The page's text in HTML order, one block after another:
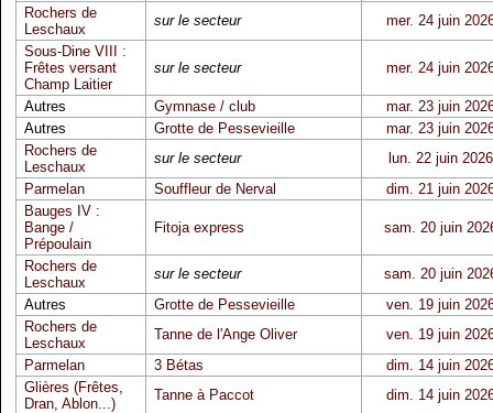
Rochers de
Leschaux
sur le secteur
mer. 24 juin
Sous-Dine VIII :
Frêtes versant
Champ Laitier
sur le secteur mer. 24 juin
Autres Gymnase / club
mar. 23 juin
Autres
Grotte de Pessevieille
mar. 23 juin
Rochers de
Leschaux
sur le secteur
lun. 22 juin 2026
Parmelan
Souffleur de Nerval
dim. 21 juin
Bauges IV :
Bange /
Prépoulain
Fitoja express sam. 20 juin
Rochers de
Leschaux
sur le secteur
sam. 20 juin
Autres
Grotte de Pessevieille
ven. 19 juin
Rochers de
Leschaux
Tanne de l'Ange Oliver
ven. 19 juin
Parmelan
3 Bétas
dim. 14 juin
Glières (Frêtes,
Dran, Ablon...)
Tanne à Paccot
dim. 14 juin